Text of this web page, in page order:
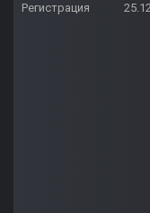
Регистрация